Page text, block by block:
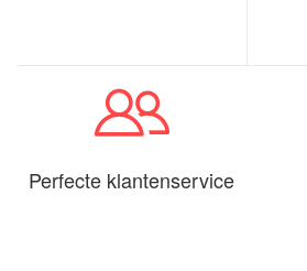
Perfecte klantenservice